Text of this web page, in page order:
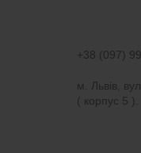
+38 (097)
м. Львів,
( корпус 5 ).